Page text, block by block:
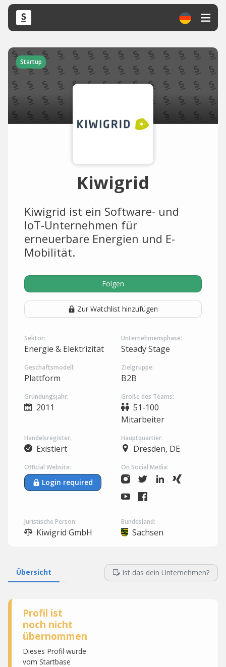
Startup
Kiwigrid
Kiwigrid ist ein Software- und
IoT-Unternehmen für
erneuerbare Energien und E-
Mobilität.
Folgen
Zur Watchlist hinzufügen
Sektor:
Energie & Elektrizität
Unternehmensphase:
Steady Stage
Geschäftsmodell:
Plattform
Zielgruppe:
B2B
Gründungsjahr:
2011
Größe des Teams:
51-100
Mitarbeiter
Handelsregister:
Existiert
Hauptquartier:
Dresden, DE
Official Website:
Login required
On Social Media:
Juristische Person:
Kiwigrid GmbH
Bundesland:
Sachsen
Übersicht Ist das dein Unternehmen?
Profil ist
noch nicht
übernommen
Dieses Profil wurde
vom Startbase